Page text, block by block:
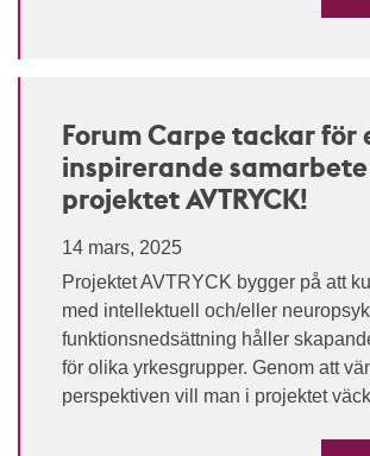
Forum Carpe tackar för
inspirerande
projektet AVTRYCK!
14 mars, 2025
Projektet AVTRYCK bygger på att
med intellektuell och/eller
funktionsnedsättning håller
för olika yrkesgrupper. Genom att
perspektiven vill man i projektet